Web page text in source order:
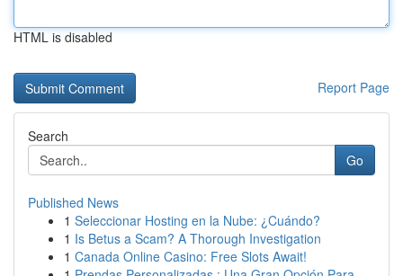
HTML is disabled
Report Page
Search
Go
Published News
1 Seleccionar Hosting en la Nube: ¿Cuándo?
1 Is Betus a Scam? A Thorough Investigation
1 Canada Online Casino: Free Slots Await!